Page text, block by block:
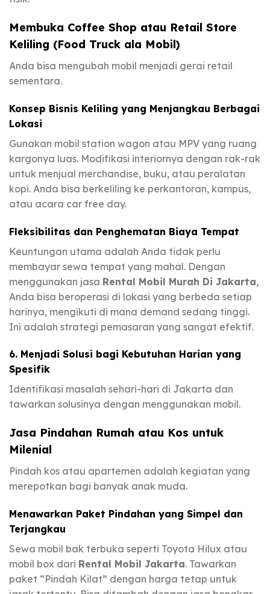
Membuka Coffee Shop atau Retail Store
Keliling (Food Truck ala Mobil)
Anda bisa mengubah mobil menjadi gerai retail
sementara.
Konsep Bisnis Keliling yang Menjangkau Berbagai
Lokasi
Gunakan mobil station wagon atau MPV yang ruang
kargonya luas. Modifikasi interiornya dengan rak-rak
untuk menjual merchandise, buku, atau peralatan
kopi. Anda bisa berkeliling ke perkantoran, kampus,
atau acara car free day.
Fleksibilitas dan Penghematan Biaya Tempat
Keuntungan utama adalah Anda tidak perlu
membayar sewa tempat yang mahal. Dengan
menggunakan jasa Rental Mobil Murah Di Jakarta,
Anda bisa beroperasi di lokasi yang berbeda setiap
harinya, mengikuti di mana demand sedang tinggi.
Ini adalah strategi pemasaran yang sangat efektif.
6. Menjadi Solusi bagi Kebutuhan Harian yang
Spesifik
Identifikasi masalah sehari-hari di Jakarta dan
tawarkan solusinya dengan menggunakan mobil.
Jasa Pindahan Rumah atau Kos untuk
Milenial
Pindah kos atau apartemen adalah kegiatan yang
merepotkan bagi banyak anak muda.
Menawarkan Paket Pindahan yang Simpel dan
Terjangkau
Sewa mobil bak terbuka seperti Toyota Hilux atau
mobil box dari Rental Mobil Jakarta. Tawarkan
paket “Pindah Kilat” dengan harga tetap untuk